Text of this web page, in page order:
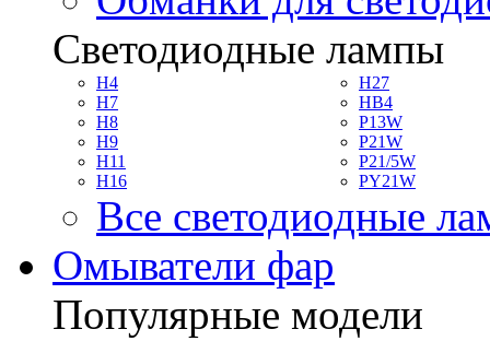
Светодиодные лампы
H4
H7
H8
H9
H11
H16
H27
HB4
P13W
P21W
P21/5W
PY21W
Все светодиодные
Омыватели фар
Популярные модели